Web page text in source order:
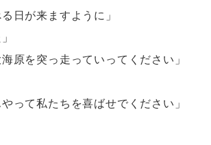
日が来ますように」
原を突っ走っていってください」
って私たちを喜ばせでください」